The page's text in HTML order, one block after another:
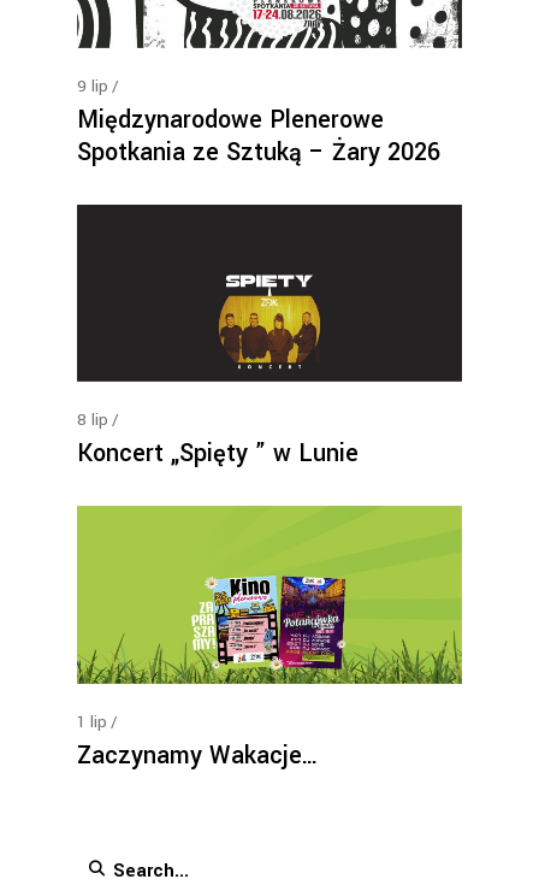
9 lip
Międzynarodowe Plenerowe
Spotkania ze Sztuką – Żary 2026
8 lip
Koncert „Spięty ” w Lunie
1 lip
Zaczynamy Wakacje…
Search